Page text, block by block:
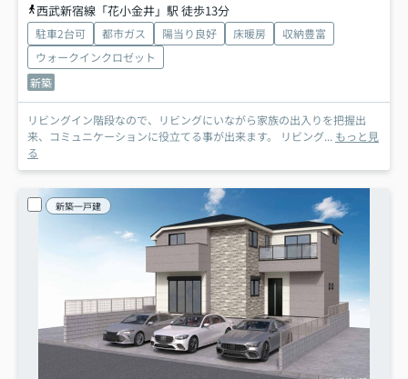
西武新宿線「花小金井」駅 徒歩13分
駐車2台可 都市ガス 陽当り良好 床暖房
収納豊富
ウォークインクロゼット
新築
リビングイン階段なので、リビングにいながら家族の出入りを把握出
来、コミュニケーションに役立てる事が出来ます。 リビング... もっと見
る
新築一戸建